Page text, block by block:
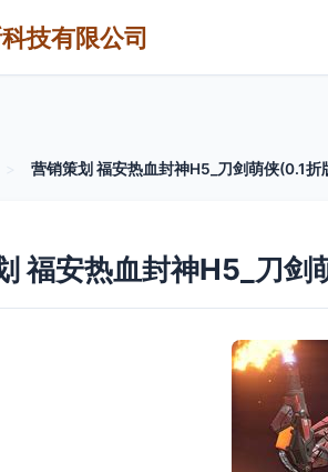
技有限公司
营销策划 福安热血封神H5_刀剑萌侠(0.1
福安热血封神H5_刀